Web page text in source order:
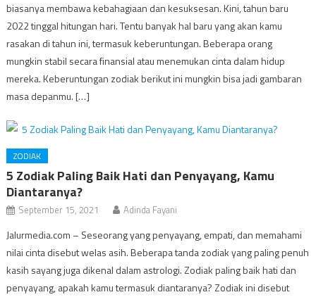
biasanya membawa kebahagiaan dan kesuksesan. Kini, tahun baru
2022 tinggal hitungan hari. Tentu banyak hal baru yang akan kamu
rasakan di tahun ini, termasuk keberuntungan. Beberapa orang
mungkin stabil secara finansial atau menemukan cinta dalam hidup
mereka. Keberuntungan zodiak berikut ini mungkin bisa jadi gambaran
masa depanmu. […]
ZODIAK
5 Zodiak Paling Baik Hati dan Penyayang, Kamu
Diantaranya?
September 15, 2021 Adinda Fayani
Jalurmedia.com – Seseorang yang penyayang, empati, dan memahami
nilai cinta disebut welas asih. Beberapa tanda zodiak yang paling penuh
kasih sayang juga dikenal dalam astrologi. Zodiak paling baik hati dan
penyayang, apakah kamu termasuk diantaranya? Zodiak ini disebut